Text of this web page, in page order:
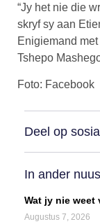
“Jy het nie die
skryf sy aan
Enigiemand
Tshepo
Foto: Facebook
Deel op
In ander
Wat jy nie
Augustus 7, 2026